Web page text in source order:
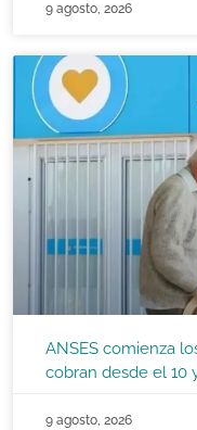
9 agosto, 2026
ANSES comienza
cobran desde el 10
9 agosto, 2026